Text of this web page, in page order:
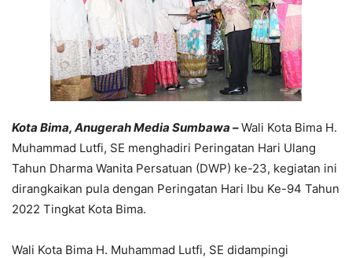
Kota Bima, Anugerah Media Sumbawa –Wali Kota Bima H.
Muhammad Lutfi, SE menghadiri Peringatan Hari Ulang
Tahun Dharma Wanita Persatuan (DWP) ke-23, kegiatan ini
dirangkaikan pula dengan Peringatan Hari Ibu Ke-94 Tahun
2022 Tingkat Kota Bima.
Wali Kota Bima H. Muhammad Lutfi, SE didampingi